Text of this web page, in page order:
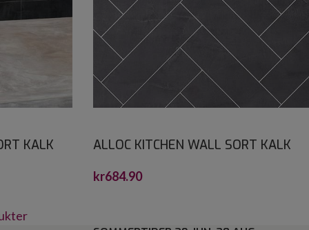
KALK
ALLOC KITCHEN WALL SORT KALK
kr684.90